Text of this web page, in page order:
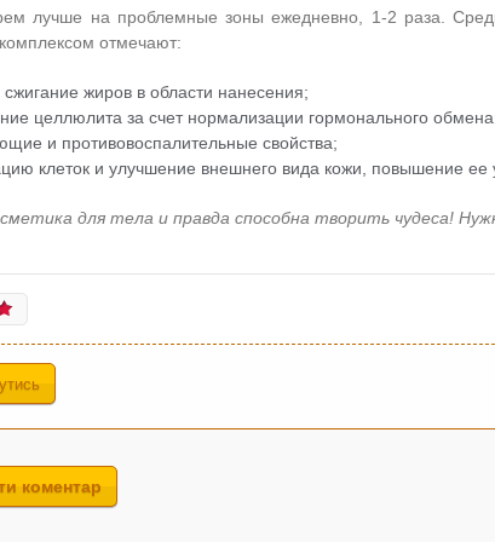
лучше на проблемные зоны ежедневно, 1-2 раза.
отмечают:
сжигание жиров в области нанесения;
целлюлита за счет нормализации гормонального
и противовоспалительные свойства;
клеток и улучшение внешнего вида кожи, повышение ее
для тела и правда способна творить чудеса!
коментар